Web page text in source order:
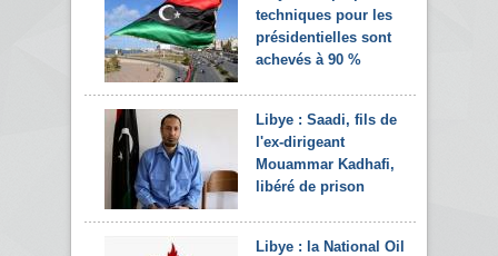
techniques pour les
présidentielles sont
achevés à 90 %
Libye : Saadi, fils de
l'ex-dirigeant
Mouammar Kadhafi,
libéré de prison
Libye : la National Oil